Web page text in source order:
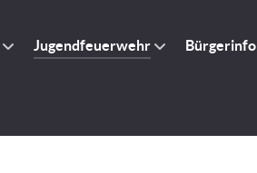
Jugendfeuerwehr Bürgerinfo